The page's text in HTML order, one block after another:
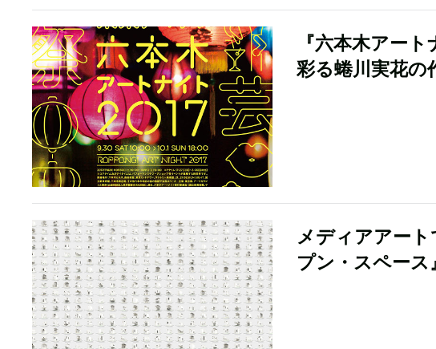
『六本木アー
彩る蜷川実花の
メディアアー
プン・スペース